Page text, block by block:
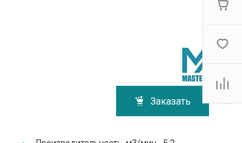
Заказать